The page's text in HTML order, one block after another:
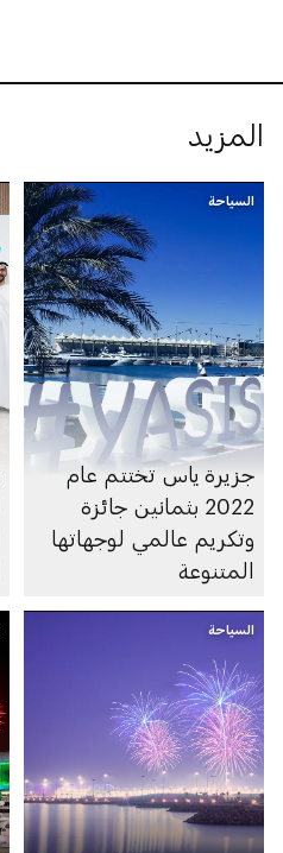
المزيد
السياحة
جزيرة ياس تختتم عام
2022 بثمانين جائزة
وتكريم عالمي لوجهاتها
المتنوعة
السياحة